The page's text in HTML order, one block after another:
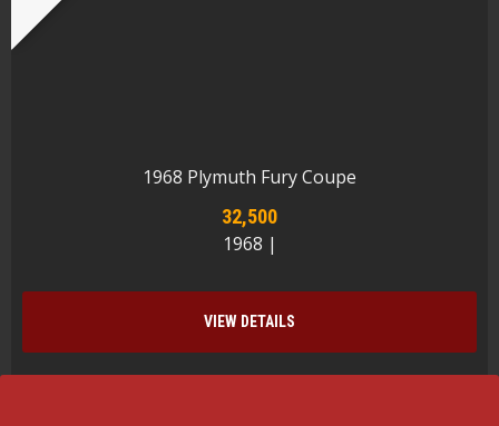
1968 Plymuth Fury Coupe
32,500
1968 |
VIEW DETAILS